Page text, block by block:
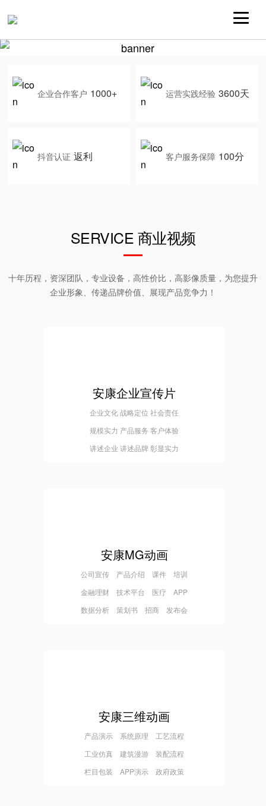
企业合作客户 1000+ 运营实践经验 3600天
抖音认证 返利 客户服务保障 100分
SERVICE 商业视频
十年历程，资深团队，专业设备，高性价比，高影像质量，为您提升
企业形象、传递品牌价值、展现产品竞争力！
安康企业宣传片
企业文化 战略定位 社会责任
规模实力 产品服务 客户体验
讲述企业 讲述品牌 彰显实力
安康MG动画
公司宣传 产品介绍 课件 培训
金融理财 技术平台 医疗 APP
数据分析 策划书 招商 发布会
安康三维动画
产品演示 系统原理 工艺流程
工业仿真 建筑漫游 装配流程
栏目包装 APP演示 政府政策